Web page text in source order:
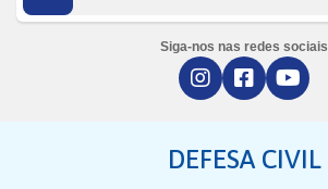
Siga-nos nas redes sociais
DEFESA CIVIL